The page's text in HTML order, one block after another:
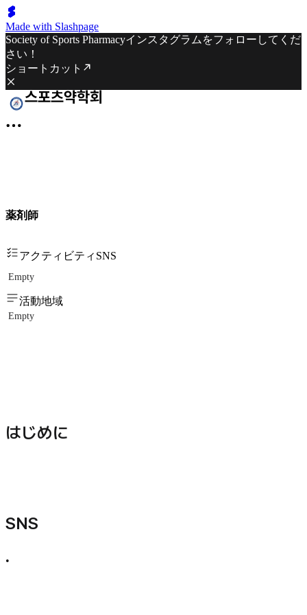
Made with Slashpage
Society of Sports Pharmacyインスタグラムをフォローしてくだ
さい！
ショートカット
薬剤師
アクティビティSNS
Empty
活動地域
Empty
はじめに
SNS
•